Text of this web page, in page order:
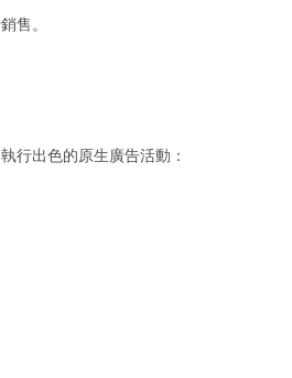
售。
行出色的原生廣告活動：